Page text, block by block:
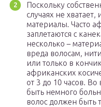
Поскольку
случаях не хватает,
материалы. Часто
заплетаются с
несколько –
вреда волосам,
или только в
африканских
от 3 до 10 часов.
быть немного
волос должен быть